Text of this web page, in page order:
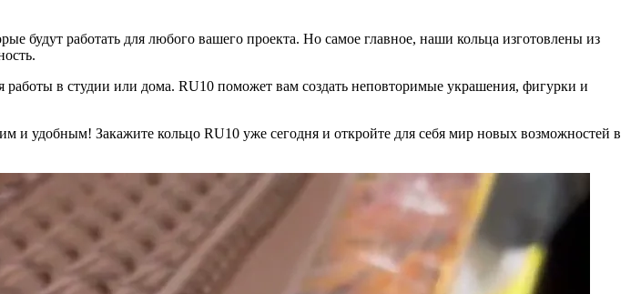
будут работать для любого вашего проекта. Но самое главное, наши кольца изготовлены из
в студии или дома. RU10 поможет вам создать неповторимые украшения, фигурки и
и удобным! Закажите кольцо RU10 уже сегодня и откройте для себя мир новых возможностей в